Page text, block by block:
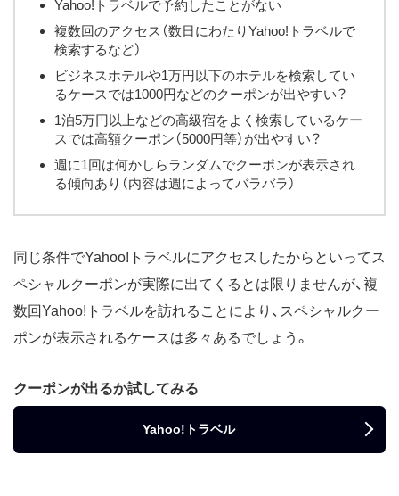
Yahoo!トラベルで予約したことがない
複数回のアクセス（数日にわたりYahoo!トラベルで
検索するなど）
ビジネスホテルや1万円以下のホテルを検索してい
るケースでは1000円などのクーポンが出やすい？
1泊5万円以上などの高級宿をよく検索しているケー
スでは高額クーポン（5000円等）が出やすい？
週に1回は何かしらランダムでクーポンが表示され
る傾向あり（内容は週によってバラバラ）
同じ条件でYahoo!トラベルにアクセスしたからといってス
ペシャルクーポンが実際に出てくるとは限りませんが、複
数回Yahoo!トラベルを訪れることにより、スペシャルクー
ポンが表示されるケースは多々あるでしょう。
クーポンが出るか試してみる
Yahoo!トラベル